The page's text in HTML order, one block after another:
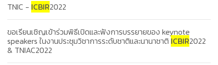
TNIC - ICBIR2022
ขอเรียนเชิญเข้าร่วมพิธีเปิดและฟังการบรรยายของ keynote
speakers ในงานประชุมวิชาการระดับชาติและนานาชาติ ICBIR2022
& TNIAC2022